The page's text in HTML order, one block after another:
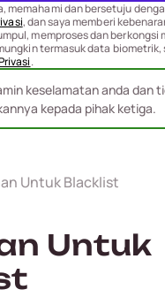
memahami dan bersetuju
, dan saya memberi
memproses dan berkongsi
termasuk data biometrik,
.
keselamatan anda dan
kepada pihak ketiga.
Untuk Blacklist
Untuk